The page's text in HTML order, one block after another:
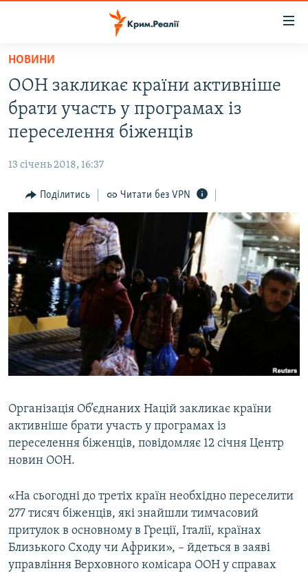
Перейти
основного
матеріалу
Перейти
до
основної
Перейти
до
ВОДА.КРИМ
ВІДЕО ТА ФОТО
БЛОГИ
ПОГЛЯД
ВСЕ ЗА ДЕНЬ
СПЕЦПРОЕКТИ
ДЕПОРТАЦІЯ
ВІДЕОУРОКИ «ELIFBE»
СВІДЧЕННЯ ОКУПАЦІЇ
УКРАЇНСЬКА ПРОБЛЕМА КРИМУ
ЯК ОБІЙТИ БЛОКУВАННЯ
Русский
Qırımtatar
Усі сайти RFE/RL
НОВИНИ
ООН закликає країни активніше
брати участь у програмах із
переселення біженців
13 січень 2018, 16:37
Поділитись Читати без VPN
Організація Об’єднаних Націй закликає країни
активніше брати участь у програмах із
переселення біженців, повідомляє 12 січня Центр
новин ООН.
«На сьогодні до третіх країн необхідно переселити
277 тисяч біженців, які знайшли тимчасовий
притулок в основному в Греції, Італії, країнах
Близького Сходу чи Африки», – йдеться в заяві
управління Верховного комісара ООН у справах